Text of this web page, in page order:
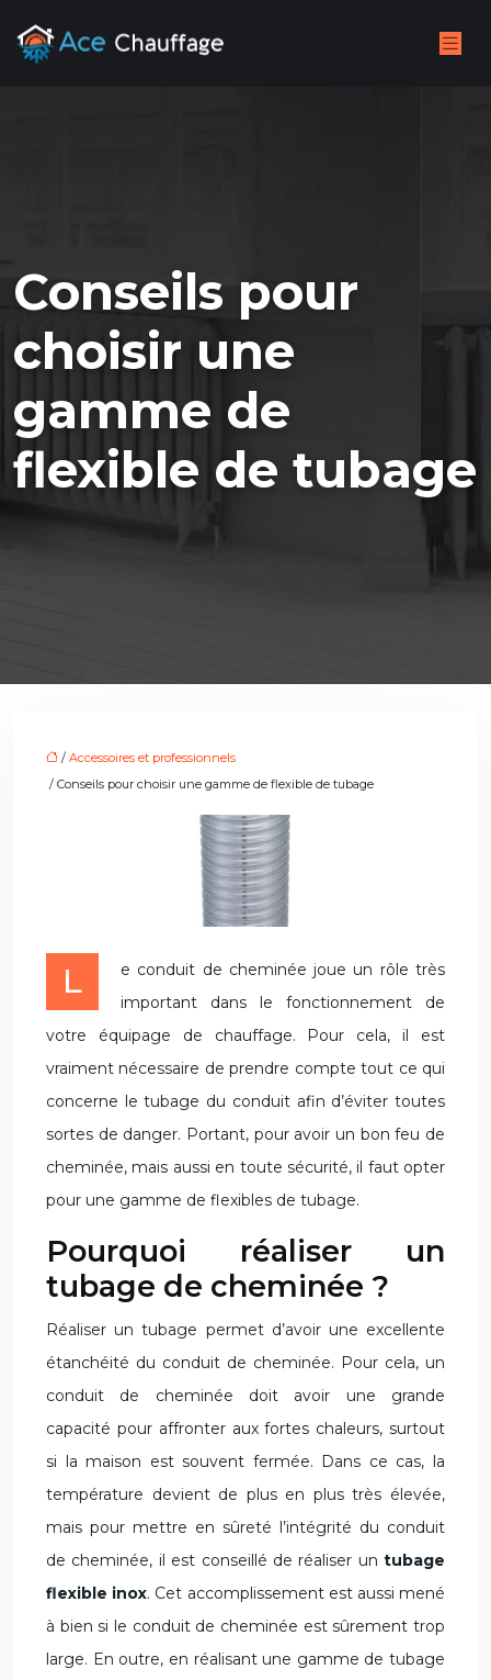
Conseils pour
choisir une
gamme de
flexible de tubage
/ Accessoires et professionnels
/ Conseils pour choisir une gamme de flexible de tubage
Le conduit de cheminée joue un rôle très
important dans le fonctionnement de
votre équipage de chauffage. Pour cela, il est
vraiment nécessaire de prendre compte tout ce qui
concerne le tubage du conduit afin d’éviter toutes
sortes de danger. Portant, pour avoir un bon feu de
cheminée, mais aussi en toute sécurité, il faut opter
pour une gamme de flexibles de tubage.
Pourquoi réaliser un
tubage de cheminée ?
Réaliser un tubage permet d’avoir une excellente
étanchéité du conduit de cheminée. Pour cela, un
conduit de cheminée doit avoir une grande
capacité pour affronter aux fortes chaleurs, surtout
si la maison est souvent fermée. Dans ce cas, la
température devient de plus en plus très élevée,
mais pour mettre en sûreté l’intégrité du conduit
de cheminée, il est conseillé de réaliser un tubage
flexible inox. Cet accomplissement est aussi mené
à bien si le conduit de cheminée est sûrement trop
large. En outre, en réalisant une gamme de tubage